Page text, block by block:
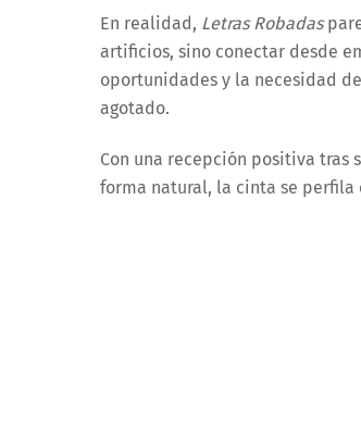
En realidad, Letras Robadas
artificios, sino conectar desde
oportunidades y la necesidad
agotado.
Con una recepción positiva tras
forma natural, la cinta se perfila